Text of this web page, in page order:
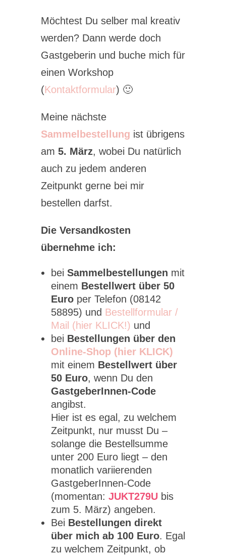
Möchtest Du selber mal kreativ
werden? Dann werde doch
Gastgeberin und buche mich für
einen Workshop
(Kontaktformular) 🙂
Meine nächste
Sammelbestellung ist übrigens
am 5. März, wobei Du natürlich
auch zu jedem anderen
Zeitpunkt gerne bei mir
bestellen darfst.
Die Versandkosten
übernehme ich:
bei Sammelbestellungen mit
einem Bestellwert über 50
Euro per Telefon (08142
58895) und Bestellformular /
Mail (hier KLICK!) und
bei Bestellungen über den
Online-Shop (hier KLICK)
mit einem Bestellwert über
50 Euro, wenn Du den
GastgeberInnen-Code
angibst.
Hier ist es egal, zu welchem
Zeitpunkt, nur musst Du –
solange die Bestellsumme
unter 200 Euro liegt – den
monatlich variierenden
GastgeberInnen-Code
(momentan: JUKT279Ubis
zum 5. März) angeben.
Bei Bestellungen direkt
über mich ab 100 Euro. Egal
zu welchem Zeitpunkt, ob